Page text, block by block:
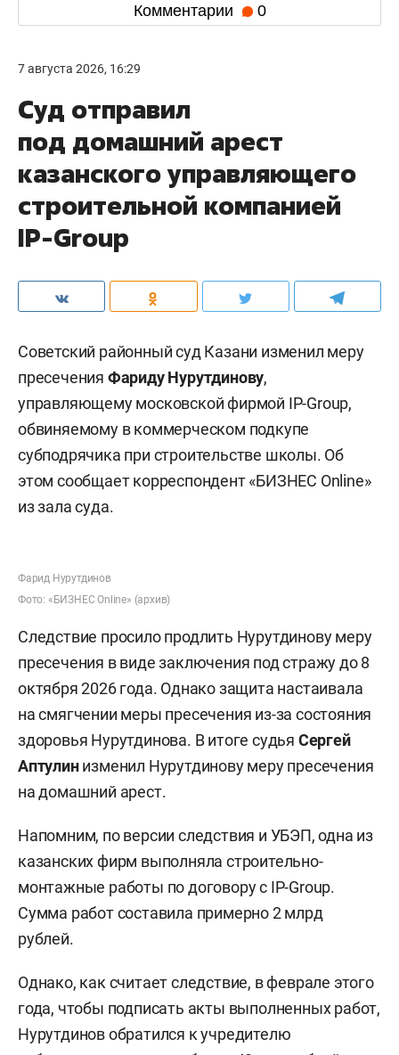
Комментарии 0
7 августа 2026, 16:29
Суд отправил
под домашний арест
казанского управляющего
строительной компанией
IP-Group
Советский районный суд Казани изменил меру
пресечения Фариду Нурутдинову,
управляющему московской фирмой IP-Group,
обвиняемому в коммерческом подкупе
субподрячика при строительстве школы. Об
этом сообщает корреспондент «БИЗНЕС Online»
из зала суда.
Фарид Нурутдинов
Фото: «БИЗНЕС Online» (архив)
Следствие просило продлить Нурутдинову меру
пресечения в виде заключения под стражу до 8
октября 2026 года. Однако защита настаивала
на смягчении меры пресечения из-за состояния
здоровья Нурутдинова. В итоге судья Сергей
Аптулинизменил Нурутдинову меру пресечения
на домашний арест.
Напомним, по версии следствия и УБЭП, одна из
казанских фирм выполняла строительно-
монтажные работы по договору с IP-Group.
Сумма работ составила примерно 2 млрд
рублей.
Однако, как считает следствие, в феврале этого
года, чтобы подписать акты выполненных работ,
Нурутдинов обратился к учредителю